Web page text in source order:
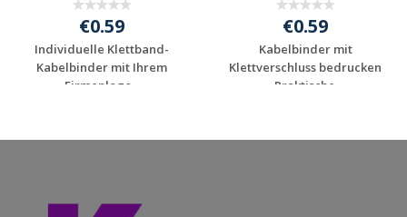
€0.59
Individuelle Klettband-
Kabelbinder mit Ihrem
Firmenlogo...
€0.59
Kabelbinder mit
Klettverschluss bedrucken
– Praktische ...